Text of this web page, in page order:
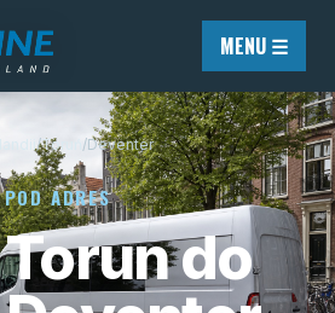
MENU ☰
/Toruń /Deventer
ADRES
do